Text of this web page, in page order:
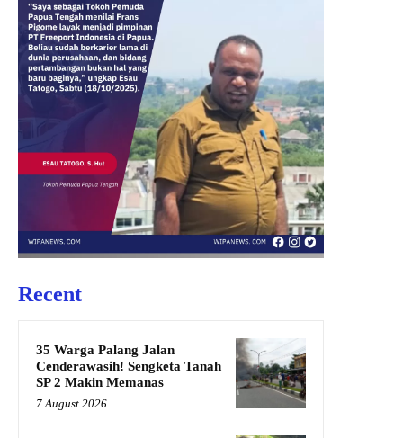
Recent
35 Warga Palang Jalan
Cenderawasih! Sengketa Tanah
SP 2 Makin Memanas
7 August 2026